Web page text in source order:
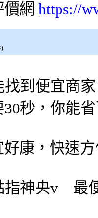
價網 https://
找到便宜商
秒，你能
好康，快速
指神央v 最